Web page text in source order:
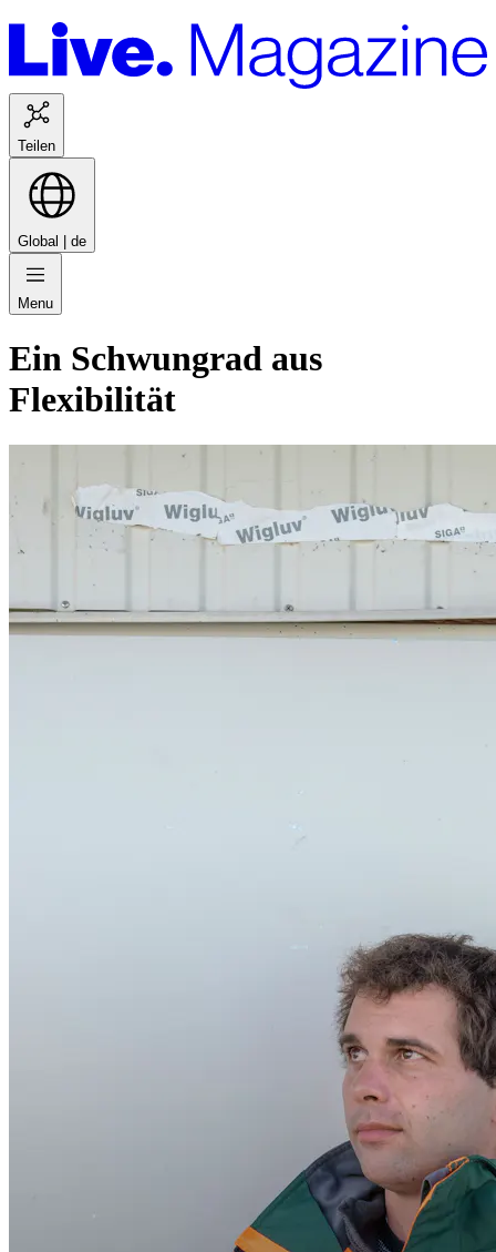
Teilen
Global | de
Menu
Ein Schwungrad aus
Flexibilität